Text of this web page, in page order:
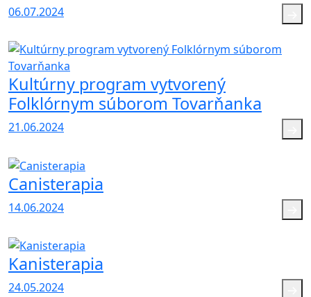
06.07.2024
Kultúrny program vytvorený
Folklórnym súborom Tovarňanka
21.06.2024
Canisterapia
14.06.2024
Kanisterapia
24.05.2024